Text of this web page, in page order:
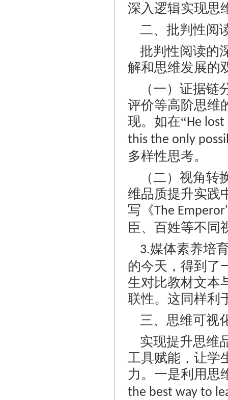
深入逻辑实现思
二、批判性阅
批判性阅读的
解和思维发展的
（一）证据
评价等高阶思维
现。如在“He lost
this the only
多样性思考。
（二）视角
维品质提升实践
写《The
臣、百姓等不同
3.媒体素养培
的今天，得到了
生对比教材文本
联性。这同样利
三、思维可视
实现提升思维
工具赋能，让学
力。一是利用思
the best way to